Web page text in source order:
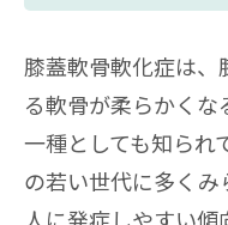
膝蓋軟骨軟化症は
る軟骨が柔らかく
一種としても知られ
の若い世代に多く
人に発症しやすい傾